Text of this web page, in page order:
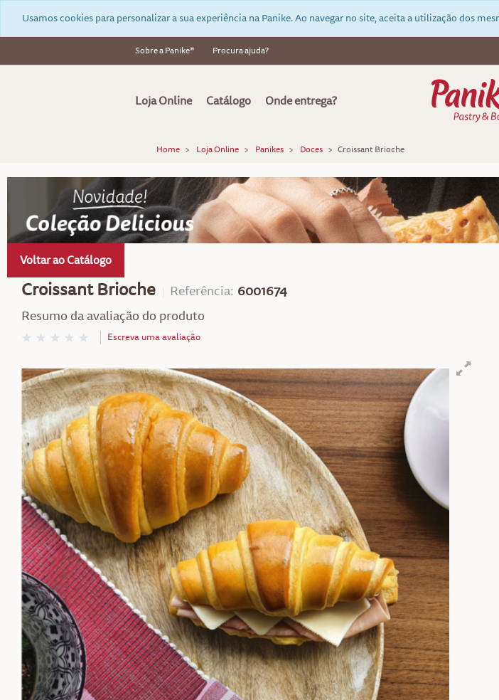
Usamos cookies para personalizar a sua experiência na Panike. Ao navegar no site, aceita a utilização dos
Sobre a Panike® Procura ajuda?
Loja Online Catálogo Onde entrega?
Home Loja Online Panikes Doces Croissant Brioche
Voltar ao Catálogo
Croissant Brioche Referência: 6001674
Resumo da avaliação do produto
Escreva uma avaliação